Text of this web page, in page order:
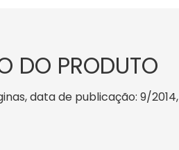
DO PRODUTO
data de publicação: 9/